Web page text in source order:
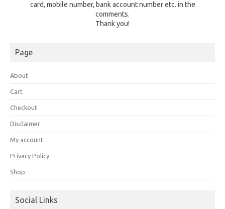
card, mobile number, bank account number etc. in the
comments.
Thank you!
Page
About
Cart
Checkout
Disclaimer
My account
Privacy Policy
Shop
Social Links